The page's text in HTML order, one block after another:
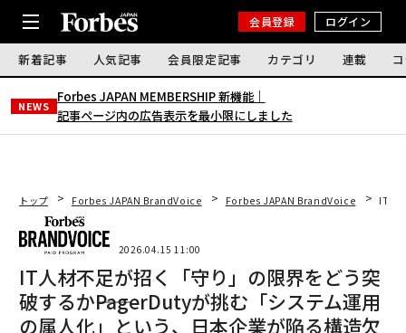
会員登録 ログイン
新着記事 人気記事 会員限定記事 カテゴリ 連載
NEWS
Forbes JAPAN MEMBERSHIP 新機能｜
記事ページ内の広告表示を最小限にしました
トップ Forbes JAPAN BrandVoice Forbes JAPAN BrandVoice IT人
2026.04.15 11:00
IT人材不足が招く「守り」の限界をどう突
破するか――PagerDutyが挑む「システム運用
の属人化」という、日本企業が陥る構造欠